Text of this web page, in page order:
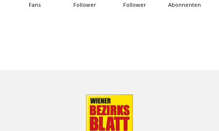
Fans Follower Follower Abonnenten